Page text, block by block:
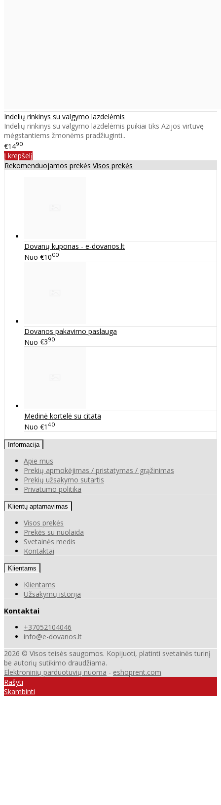
Indelių rinkinys su valgymo lazdelėmis
Indelių rinkinys su valgymo lazdelėmis puikiai tiks Azijos virtuvę
mėgstantiems žmonėms pradžiuginti..
€1490
Į krepšelį
Rekomenduojamos prekės Visos prekės
Dovanų kuponas - e-dovanos.lt
Nuo €1000
Dovanos pakavimo paslauga
Nuo €390
Medinė kortelė su citata
Nuo €1 40
Informacija
Apie mus
Prekių apmokėjimas / pristatymas / grąžinimas
Prekių užsakymo sutartis
Privatumo politika
Klientų aptarnavimas
Visos prekės
Prekės su nuolaida
Svetainės medis
Kontaktai
Klientams
Klientams
Užsakymų istorija
Kontaktai
+37052104046
info@e-dovanos.lt
2026 © Visos teisės saugomos. Kopijuoti, platinti svetainės turinį
be autorių sutikimo draudžiama.
Elektroninių parduotuvių nuoma - eshoprent.com
Rašyti
Skambinti